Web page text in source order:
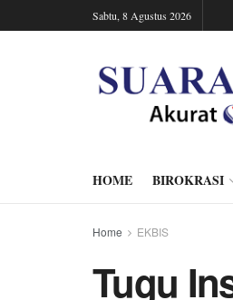
Sabtu, 8 Agustus 2026
HOME BIROKRASI
Home EKBIS
Tugu